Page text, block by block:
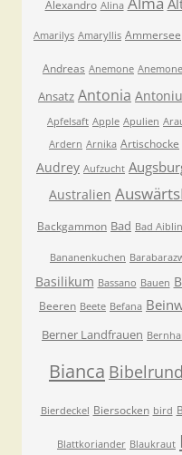
Alexandro Alina
Amarilys Amaryllis Ammersee
Andreas Anemone
Ansatz Antonia
Apfelsaft Apple Apulien
Ardern Arnika Artischocke
Audrey Aufzucht
Australien
Backgammon Bad Bad
Bananenkuchen
Basilikum Bassano Bauen
Beeren Beete Befana
Berner Landfrauen
Bianca
Bierdeckel Biersocken bird
Blattkoriander Blaukraut